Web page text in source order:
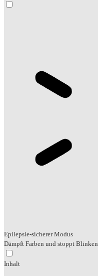
Epilepsie-sicherer Modus
Dämpft Farben und stoppt Blinken
Inhalt